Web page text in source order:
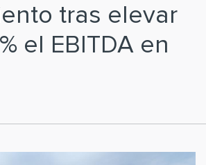
tras elevar
el EBITDA en